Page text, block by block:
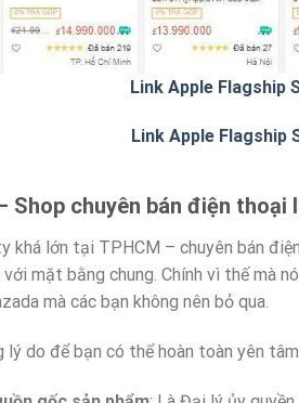
Link Apple Flagship
Link Apple Flagship
Shop chuyên bán điện thoại
khá lớn tại TPHCM – chuyên bán
mặt bằng chung. Chính vì thế mà
mà các bạn không nên bỏ qua.
lý do để bạn có thể hoàn toàn yên